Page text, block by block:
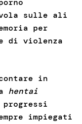
sulle ali
per
di violenza
in
hentai
impiegati